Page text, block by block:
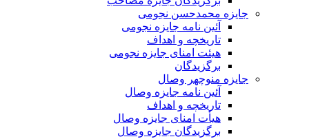
جایزه محمدحسن نجومی
آئین نامه جایزه نجومی
تاریخچه و اهداف
هیئت امنای جایزه نجومی
برگزیدگان
جایزه منوچهر وصال
آئین نامه جایزه وصال
تاریخچه و اهداف
هیأت امنای جایزه وصال
برگزیدگان جایزه وصال